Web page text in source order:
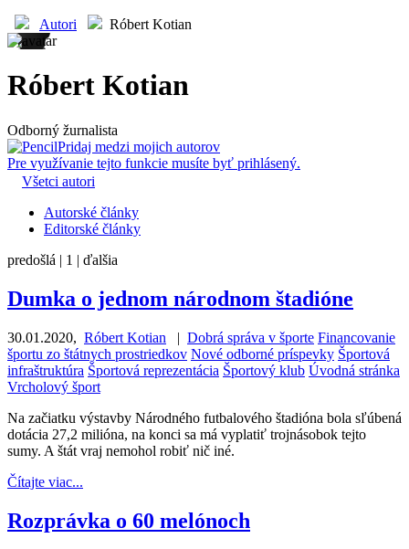
Autori Róbert Kotian
Róbert Kotian
Odborný žurnalista
Pridaj medzi mojich autorov
Pre využívanie tejto funkcie musíte byť prihlásený.
Všetci autori
Autorské články
Editorské články
predošlá | 1 | ďalšia
Dumka o jednom národnom štadióne
30.01.2020, Róbert Kotian | Dobrá správa v športe Financovanie
športu zo štátnych prostriedkov Nové odborné príspevky Športová
infraštruktúra Športová reprezentácia Športový klub Úvodná stránka
Vrcholový šport
Na začiatku výstavby Národného futbalového štadióna bola sľúbená
dotácia 27,2 milióna, na konci sa má vyplatiť trojnásobok tejto
sumy. A štát vraj nemohol robiť nič iné.
Čítajte viac...
Rozprávka o 60 melónoch